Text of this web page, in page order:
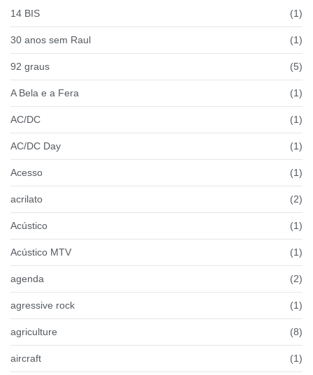
14 BIS (1)
30 anos sem Raul (1)
92 graus (5)
A Bela e a Fera (1)
AC/DC (1)
AC/DC Day (1)
Acesso (1)
acrilato (2)
Acústico (1)
Acústico MTV (1)
agenda (2)
agressive rock (1)
agriculture (8)
aircraft (1)